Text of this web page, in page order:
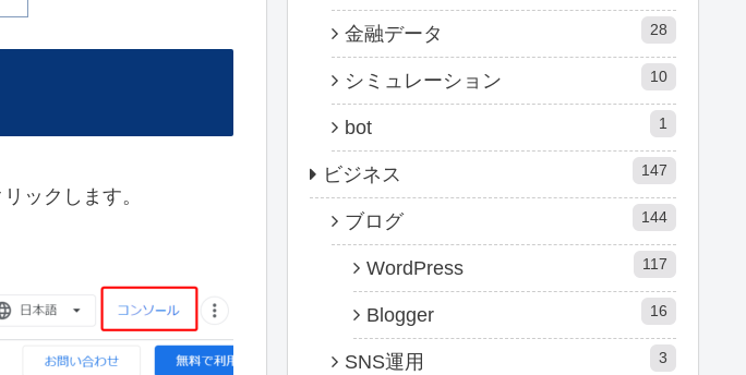
ックします。
金融データ 28
シミュレーション 10
bot 1
ビジネス 147
ブログ 144
WordPress 117
Blogger 16
SNS運用 3